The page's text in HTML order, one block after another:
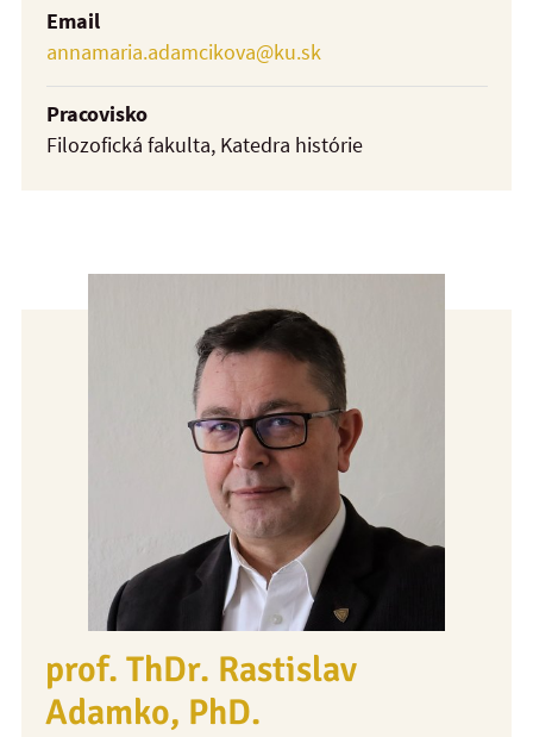
Email
annamaria.adamcikova@ku.sk
Pracovisko
Filozofická fakulta, Katedra histórie
prof. ThDr. Rastislav
Adamko, PhD.